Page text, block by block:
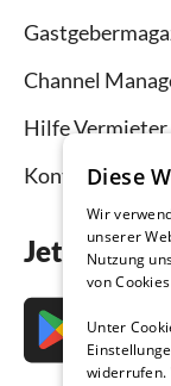
Channel
Hilfe Vermieter
Kontakt
Jetzt die
Diese
Wir
unserer
Nutzung
von
Unter
widerrufen.